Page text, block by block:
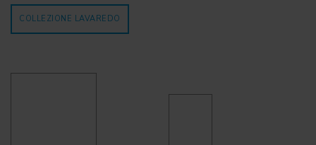
COLLEZIONE LAVAREDO